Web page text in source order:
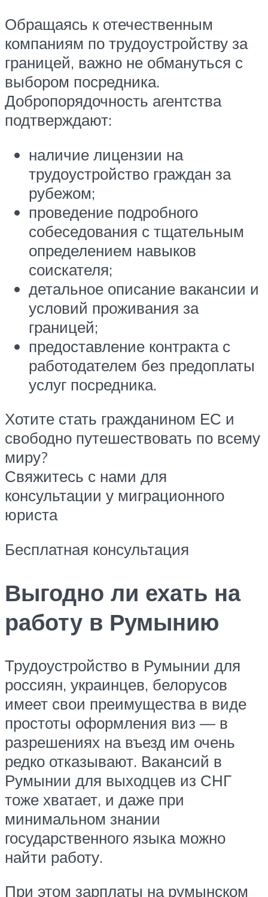
Обращаясь к отечественным
компаниям по трудоустройству за
границей, важно не обмануться с
выбором посредника.
Добропорядочность агентства
подтверждают:
наличие лицензии на
трудоустройство граждан за
рубежом;
проведение подробного
собеседования с тщательным
определением навыков
соискателя;
детальное описание вакансии и
условий проживания за
границей;
предоставление контракта с
работодателем без предоплаты
услуг посредника.
Хотите стать гражданином ЕС и
свободно путешествовать по всему
миру?
Свяжитесь с нами для
консультации у миграционного
юриста
Бесплатная консультация
Выгодно ли ехать на
работу в Румынию
Трудоустройство в Румынии для
россиян, украинцев, белорусов
имеет свои преимущества в виде
простоты оформления виз — в
разрешениях на въезд им очень
редко отказывают. Вакансий в
Румынии для выходцев из СНГ
тоже хватает, и даже при
минимальном знании
государственного языка можно
найти работу.
При этом зарплаты на румынском